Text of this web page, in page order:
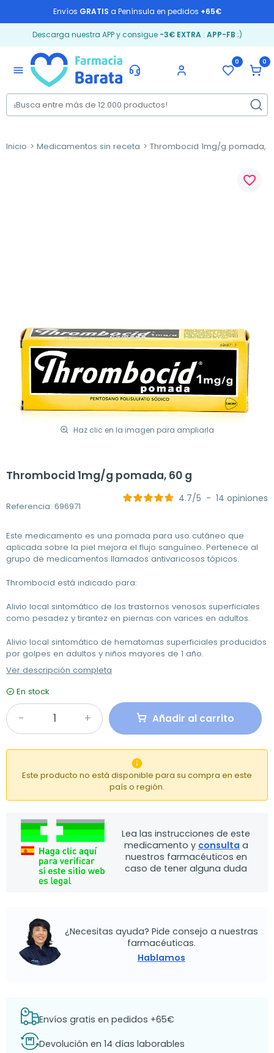
Envíos GRATIS a Península en pedidos +65€
Descarga nuestra APP y consigue -3€ EXTRA: APP-FB ;)
menu
0 0
Inicio Medicamentos sin receta Thrombocid 1mg/g pomada,
Haz clic en la imagen para ampliarla
favorite_border
Thrombocid 1mg/g pomada, 60 g
Referencia: 696971
4.7/5 - 14 opiniones
Este medicamento es una pomada para uso cutáneo que
aplicada sobre la piel mejora el flujo sanguíneo. Pertenece al
grupo de medicamentos llamados antivaricosos tópicos.
Thrombocid está indicado para:
Alivio local sintomático de los trastornos venosos superficiales
como pesadez y tirantez en piernas con varices en adultos.
Alivio local sintomático de hematomas superficiales producidos
por golpes en adultos y niños mayores de 1 año.
Ver descripción completa
En stock
Añadir al carrito

Este producto no está disponible para su compra en este
país o región.
Lea las instrucciones de este
medicamento y consulta a
nuestros farmacéuticos en
caso de tener alguna duda
¿Necesitas ayuda? Pide consejo a nuestras
farmacéuticas.
Hablamos
Envíos gratis en pedidos +65€
Devolución en 14 días laborables